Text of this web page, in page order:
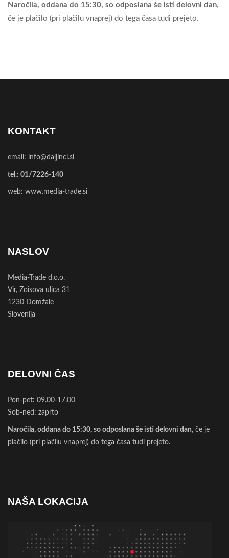
Naročila, oddana do 15:30, so odposlana še isti delovni dan,
če je plačilo (pri plačilu vnaprej) do tega časa tudi prejeto.
KONTAKT
email: info@daljinci.si
tel.: 01/7226-140
web: www.media-trade.si
NASLOV
Media-Trade d.o.o.
Vir, Zoisova ulica 31
1230 Domžale
Slovenija
DELOVNI ČAS
Pon-pet: 09.00-17.00
Sob-ned: zaprto
Naročila, oddana do 15:30, so odposlana še isti delovni dan, če je
plačilo (pri plačilu vnaprej) do tega časa tudi prejeto.
NAŠA LOKACIJA